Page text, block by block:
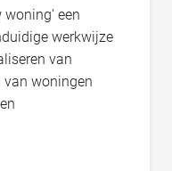
woning' een
werkwijze
van
van woningen